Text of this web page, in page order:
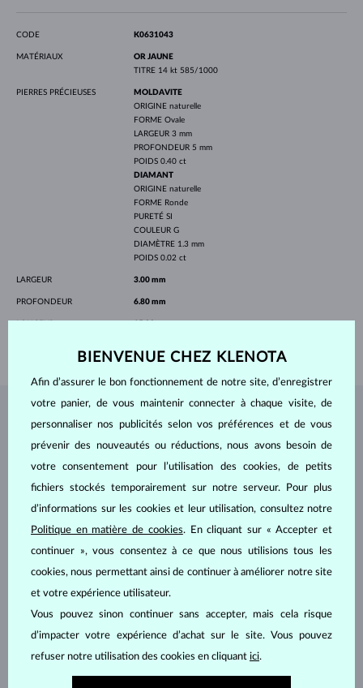
CODE K0631043
MATÉRIAUX
OR JAUNE
TITRE 14 kt 585/1000
PIERRES PRÉCIEUSES
MOLDAVITE
ORIGINE naturelle
FORME Ovale
LARGEUR 3 mm
PROFONDEUR 5 mm
POIDS 0.40 ct
DIAMANT
ORIGINE naturelle
FORME Ronde
PURETÉ SI
COULEUR G
DIAMÈTRE 1.3 mm
POIDS 0.02 ct
LARGEUR 3.00 mm
PROFONDEUR 6.80 mm
BIJOUX DEL'ATELIER KLENOTA
BIENVENUE CHEZ KLENOTA
Afin d’assurer le bon fonctionnement de notre site, d’enregistrer
votre panier, de vous maintenir connecter à chaque visite, de
personnaliser nos publicités selon vos préférences et de vous
prévenir des nouveautés ou réductions, nous avons besoin de
votre consentement pour l’utilisation des cookies, de petits
fichiers stockés temporairement sur notre serveur. Pour plus
d’informations sur les cookies et leur utilisation, consultez notre
Politique en matière de cookies. En cliquant sur « Accepter et
continuer », vous consentez à ce que nous utilisions tous les
cookies, nous permettant ainsi de continuer à améliorer notre site
et votre expérience utilisateur.
Vous pouvez sinon continuer sans accepter, mais cela risque
d’impacter votre expérience d’achat sur le site. Vous pouvez
refuser notre utilisation des cookies en cliquant ici.